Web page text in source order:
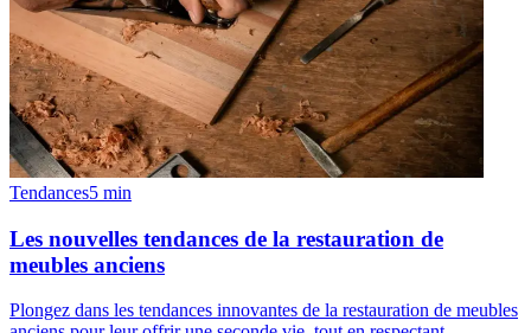
Tendances5 min
Les nouvelles tendances de la restauration de
meubles anciens
Plongez dans les tendances innovantes de la restauration de meubles